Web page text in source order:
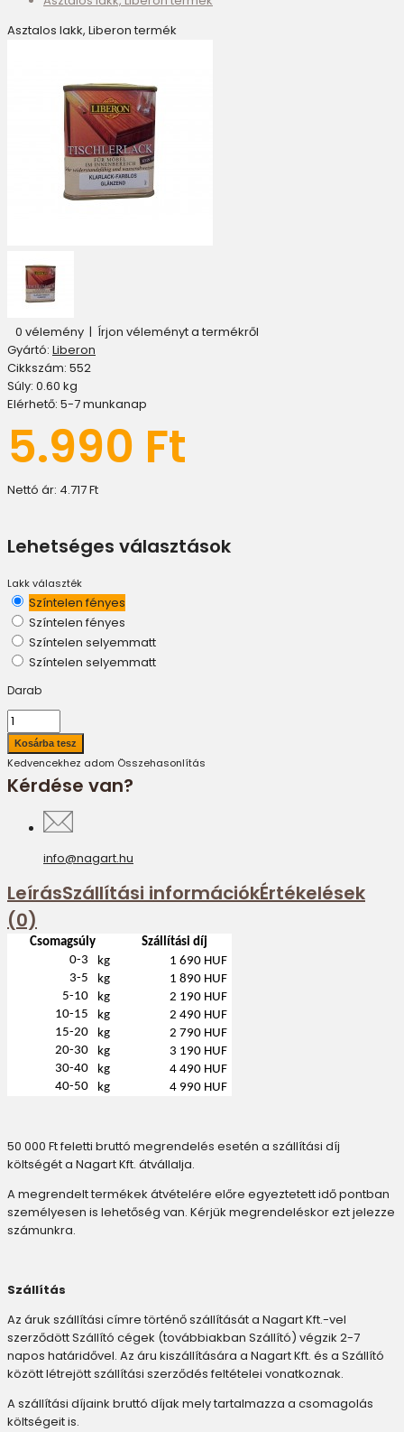
Asztalos lakk, Liberon termék
0 vélemény | Írjon véleményt a termékről
Gyártó: Liberon
Cikkszám: 552
Súly: 0.60 kg
Elérhető: 5-7 munkanap
5.990 Ft
Nettó ár: 4.717 Ft
Lehetséges választások
Lakk választék
Színtelen fényes
Színtelen fényes
Színtelen selyemmatt
Színtelen selyemmatt
Darab
Kedvencekhez adom Összehasonlítás
Kérdése van?
info@nagart.hu
LeírásSzállítási információkÉrtékelések
(0)
Csomagsúly
Szállítási díj
0-3
kg
1 690 HUF
3-5
kg
1 890 HUF
5-10
kg
2 190 HUF
10-15
kg
2 490 HUF
15-20
kg
2 790 HUF
20-30
kg
3 190 HUF
30-40
kg
4 490 HUF
40-50
kg 4 990 HUF
50 000 Ft feletti bruttó megrendelés esetén a szállítási díj
költségét a Nagart Kft. átvállalja.
A megrendelt termékek átvételére előre egyeztetett idő pontban
személyesen is lehetőség van. Kérjük megrendeléskor ezt jelezze
számunkra.
Szállítás
Az áruk szállítási címre történő szállítását a Nagart Kft.-vel
szerződött Szállító cégek (továbbiakban Szállító) végzik 2-7
napos határidővel. Az áru kiszállítására a Nagart Kft. és a Szállító
között létrejött szállítási szerződés feltételei vonatkoznak.
A szállítási díjaink bruttó díjak mely tartalmazza a csomagolás
költségeit is.